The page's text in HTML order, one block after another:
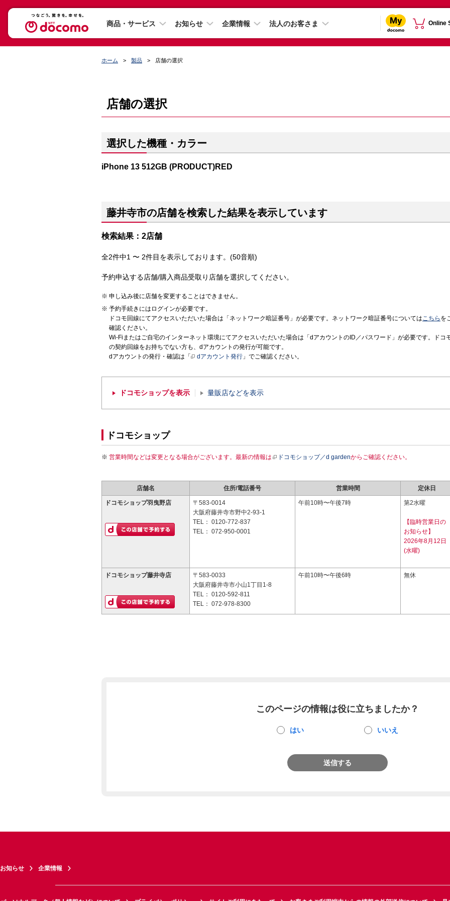
商品・サービス お知らせ 企業情報 法人のお客さま Online
ホーム 製品 店舗の選択
店舗の選択
選択した機種・カラー
iPhone 13 512GB (PRODUCT)RED
藤井寺市の店舗を検索した結果を表示しています
検索結果：2店舗
全2件中1 〜 2件目を表示しております。(50音順)
予約申込する店舗/購入商品受取り店舗を選択してください。
申し込み後に店舗を変更することはできません。
予約手続きにはログインが必要です。
ドコモ回線にてアクセスいただいた場合は「ネットワーク暗証番号」が必要です。ネットワーク暗証番号についてはこちら を
確認ください。
Wi-Fiまたはご自宅のインターネット環境にてアクセスいただいた場合は「dアカウントのID／パスワード」が必要です。ドコ
の契約回線をお持ちでない方も、dアカウントの発行が可能です。
dアカウントの発行・確認は「
dアカウント発行 」でご確認ください。
ドコモショップを表示 量販店などを表示
ドコモショップ
営業時間などは変更となる場合がございます。最新の情報は ドコモショップ／d gardenからご確認ください。
店舗名 住所/電話番号 営業時間 定休日
ドコモショップ羽曳野店
〒583-0014
大阪府藤井寺市野中2-93-1
TEL： 0120-772-837
TEL： 072-950-0001
午前10時〜午後7時 第2水曜
【臨時営業日の
お知らせ】
2026年8月12日
(水曜)
ドコモショップ藤井寺店
〒583-0033
大阪府藤井寺市小山1丁目1-8
TEL： 0120-592-811
TEL： 072-978-8300
午前10時〜午後6時 無休
このページの情報は役に立ちましたか？
はい いいえ
送信する
お知らせ 企業情報